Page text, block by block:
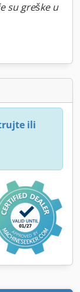
su greške u
ili